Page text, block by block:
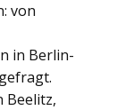
von
in Berlin-
Beelitz,